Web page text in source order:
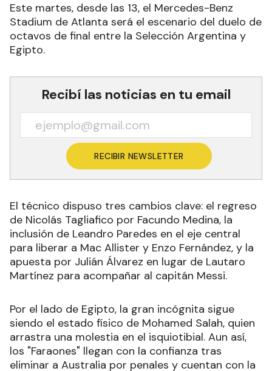
Este martes, desde las 13, el Mercedes-Benz
Stadium de Atlanta será el escenario del duelo de
octavos de final entre la Selección Argentina y
Egipto.
Recibí las noticias en tu email
RECIBIR NEWSLETTER
El técnico dispuso tres cambios clave: el regreso
de Nicolás Tagliafico por Facundo Medina, la
inclusión de Leandro Paredes en el eje central
para liberar a Mac Allister y Enzo Fernández, y la
apuesta por Julián Álvarez en lugar de Lautaro
Martínez para acompañar al capitán Messi.
Por el lado de Egipto, la gran incógnita sigue
siendo el estado físico de Mohamed Salah, quien
arrastra una molestia en el isquiotibial. Aun así,
los "Faraones" llegan con la confianza tras
eliminar a Australia por penales y cuentan con la